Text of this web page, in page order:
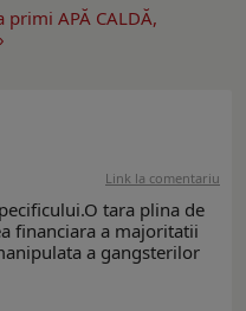
APĂ CALDĂ,
Link la comentariu
tara plina de
financiara a majoritatii
a gangsterilor